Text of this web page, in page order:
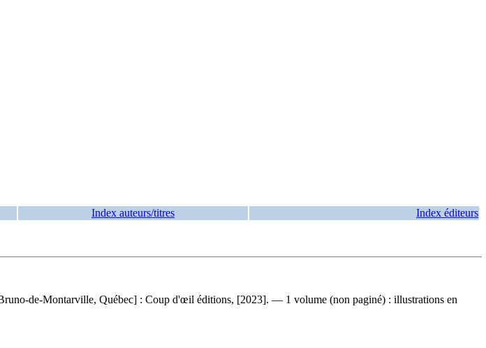
Index auteurs/titres Index éditeurs
de-Montarville, Québec] : Coup d'œil éditions, [2023]. — 1 volume (non paginé) : illustrations en